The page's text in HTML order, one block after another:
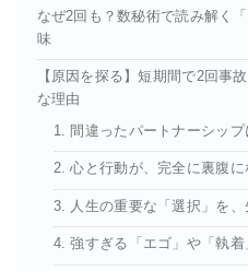
なぜ2回も？数秘術で読み解く
味
【原因を探る】短期間で2回事
な理由
1. 間違ったパートナーシッ
2. 心と行動が、完全に裏腹に
3. 人生の重要な「選択」を
4. 強すぎる「エゴ」や「執着